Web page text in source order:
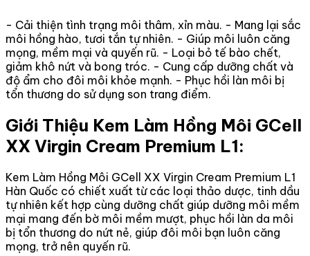
- Cải thiện tình trạng môi thâm, xỉn màu. - Mang lại sắc
môi hồng hào, tươi tắn tự nhiên. - Giúp môi luôn căng
mọng, mềm mại và quyến rũ. - Loại bỏ tế bào chết,
giảm khô nứt và bong tróc. - Cung cấp dưỡng chất và
độ ẩm cho đôi môi khỏe mạnh. - Phục hồi làn môi bị
tổn thương do sử dụng son trang điểm.
Giới Thiệu Kem Làm Hồng Môi GCell
XX Virgin Cream Premium L1:
Kem Làm Hồng Môi GCell XX Virgin Cream Premium L1
Hàn Quốc có chiết xuất từ các loại thảo dược, tinh dầu
tự nhiên kết hợp cùng dưỡng chất giúp dưỡng môi mềm
mại mang đến bờ môi mềm mượt, phục hồi làn da môi
bị tổn thương do nứt nẻ, giúp đôi môi bạn luôn căng
mọng, trở nên quyến rũ.